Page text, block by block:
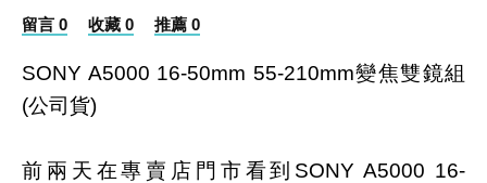
留言 0 收藏 0 推薦 0
SONY A5000 16-50mm 55-210mm變焦雙鏡組
(公司貨)
前兩天在專賣店門市看到SONY A5000 16-